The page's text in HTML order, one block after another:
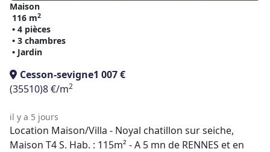
Maison
116 m2
• 4 pièces
• 3 chambres
• Jardin
Cesson-sevigne1 007 €
(35510)8 €/m2
il y a 5 jours
Location Maison/Villa - Noyal chatillon sur seiche,
Maison T4 S. Hab. : 115m² - A 5 mn de RENNES et en